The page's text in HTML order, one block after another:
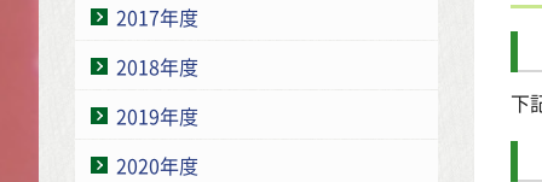
2017年度
2018年度
2019年度
2020年度
下